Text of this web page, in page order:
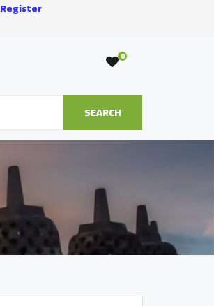
Register
0
SEARCH